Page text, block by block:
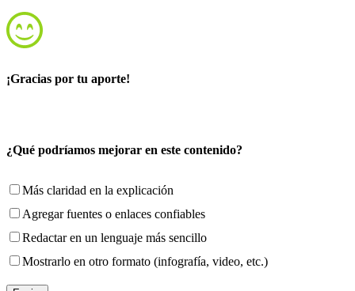
¡Gracias por tu aporte!
¿Qué podríamos mejorar en este contenido?
Más claridad en la explicación
Agregar fuentes o enlaces confiables
Redactar en un lenguaje más sencillo
Mostrarlo en otro formato (infografía, video, etc.)